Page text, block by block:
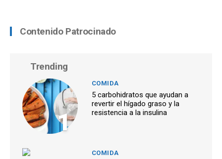
Contenido Patrocinado
Trending
1
COMIDA
5 carbohidratos que ayudan a
revertir el hígado graso y la
resistencia a la insulina
COMIDA